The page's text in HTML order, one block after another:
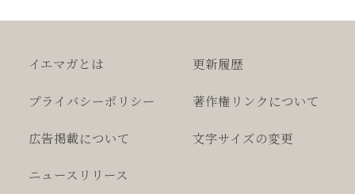
イエマガとは 更新履歴
プライバシーポリシー 著作権 リンクについて
広告掲載について 文字サイズの変更
ニュースリリース